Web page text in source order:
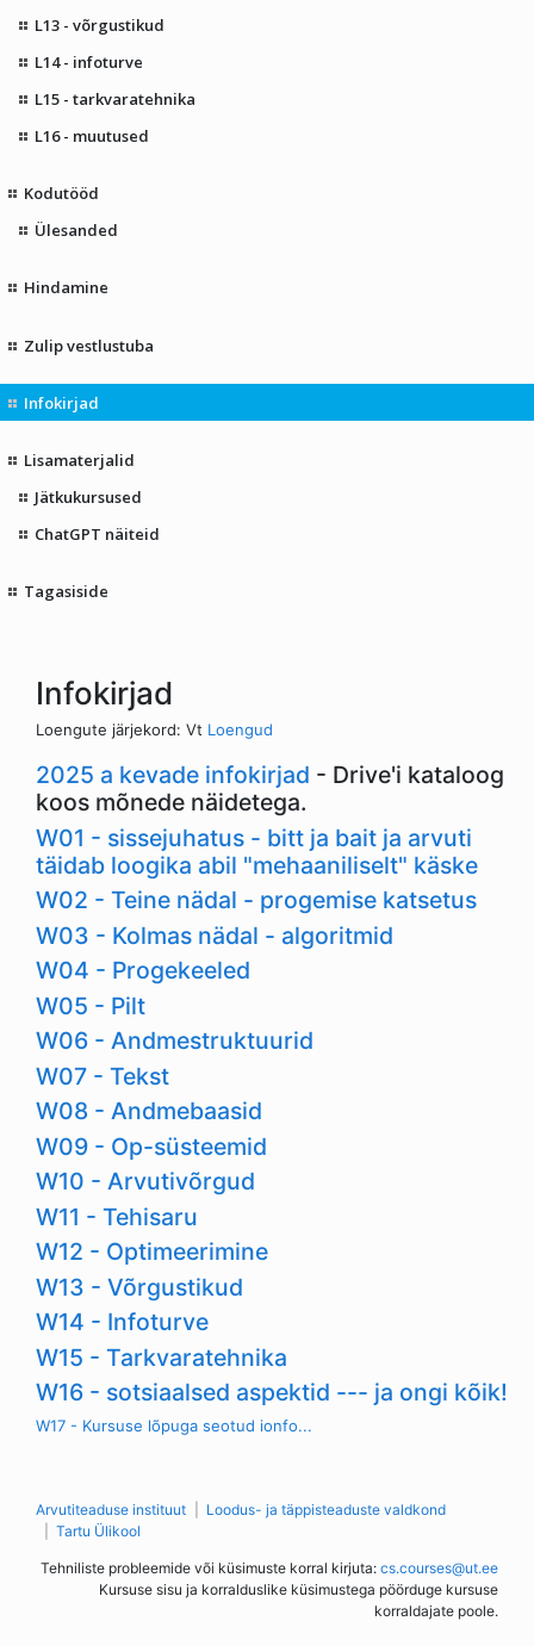
L13 - võrgustikud
L14 - infoturve
L15 - tarkvaratehnika
L16 - muutused
Kodutööd
Ülesanded
Hindamine
Zulip vestlustuba
Infokirjad
Lisamaterjalid
Jätkukursused
ChatGPT näiteid
Tagasiside
Infokirjad
Loengute järjekord: Vt Loengud
2025 a kevade infokirjad - Drive'i kataloog
koos mõnede näidetega.
W01 - sissejuhatus - bitt ja bait ja arvuti
täidab loogika abil "mehaaniliselt" käske
W02 - Teine nädal - progemise katsetus
W03 - Kolmas nädal - algoritmid
W04 - Progekeeled
W05 - Pilt
W06 - Andmestruktuurid
W07 - Tekst
W08 - Andmebaasid
W09 - Op-süsteemid
W10 - Arvutivõrgud
W11 - Tehisaru
W12 - Optimeerimine
W13 - Võrgustikud
W14 - Infoturve
W15 - Tarkvaratehnika
W16 - sotsiaalsed aspektid --- ja ongi kõik!
W17 - Kursuse lõpuga seotud ionfo...
Arvutiteaduse instituut
Loodus- ja täppisteaduste valdkond
Tartu Ülikool
Tehniliste probleemide või küsimuste korral kirjuta: cs.courses@ut.ee
Kursuse sisu ja korralduslike küsimustega pöörduge kursuse
korraldajate poole.